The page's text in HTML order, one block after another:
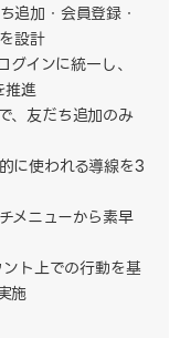
追加・会員登録・
設計
インに統一し、
推進
、友だち追加のみ
に使われる導線を3
メニューから素早
ト上での行動を基
施